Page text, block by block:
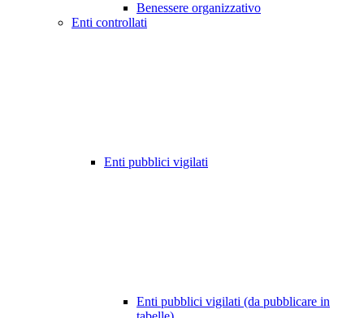
Benessere organizzativo
Enti controllati
Enti pubblici vigilati
Enti pubblici vigilati (da pubblicare in